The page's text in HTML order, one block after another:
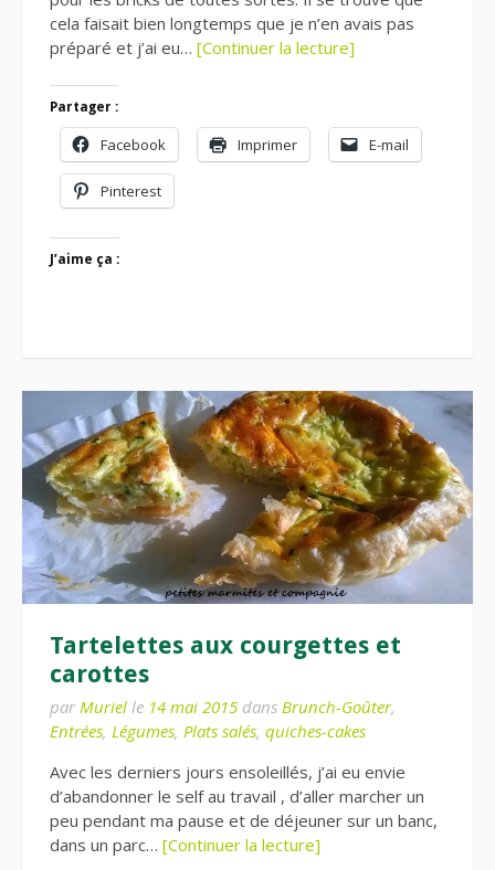
cela faisait bien longtemps que je n’en avais pas
préparé et j’ai eu… [Continuer la lecture]
Partager :
Facebook Imprimer E-mail
Pinterest
J’aime ça :
Tartelettes aux courgettes et
carottes
par Muriel le 14 mai 2015 dans Brunch-Goûter,
Entrées, Légumes, Plats salés, quiches-cakes
Avec les derniers jours ensoleillés, j’ai eu envie
d’abandonner le self au travail , d’aller marcher un
peu pendant ma pause et de déjeuner sur un banc,
dans un parc… [Continuer la lecture]